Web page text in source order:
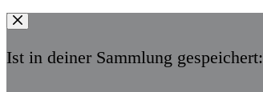
Ist in deiner Sammlung gespeichert: